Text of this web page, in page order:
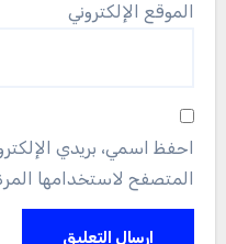
الموقع الإلكتروني
احفظ اسمي، بريدي
المتصفح لاستخدامها